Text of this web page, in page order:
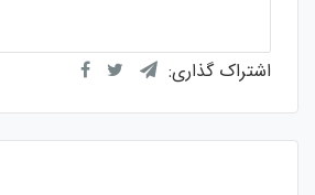
اشتراک گذاری: